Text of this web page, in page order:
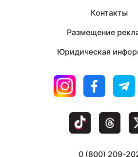
Контакты
Размещение
Юридическая
0 (800) 209-